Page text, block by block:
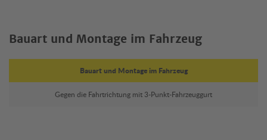
Bauart und Montage im Fahrzeug
Bauart und Montage im Fahrzeug
Gegen die Fahrtrichtung mit 3-Punkt-Fahrzeuggurt